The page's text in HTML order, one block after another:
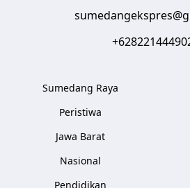
Sumedang Raya
Peristiwa
Jawa Barat
Nasional
Pendidikan